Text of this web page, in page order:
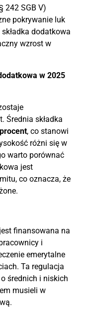
242 SGB V)
pokrywanie luk
dodatkowa
wzrost w
w 2025
Średnia składka
, co stanowi
różni się w
warto porównać
jest
co oznacza, że
finansowana na
i
emerytalne
Ta regulacja
średnich i niskich
musieli w